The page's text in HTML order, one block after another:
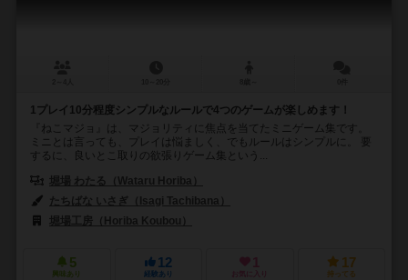
1プレイ10分程度シンプルなルールで4つのゲームが楽しめます！
『ねこマジョ』は、マジョリティに焦点を当てたミニゲーム集です。
ミニとは言っても、プレイは悩ましく、でもルールはシンプルに。 要
するに、良いとこ取りの欲張りゲーム集という...
堀場 わたる（Wataru Horiba）
たちばな いさぎ（Isagi Tachibana）
堀場工房（Horiba Koubou）
5
興味あり
12
経験あり
1
お気に入り
17
持ってる